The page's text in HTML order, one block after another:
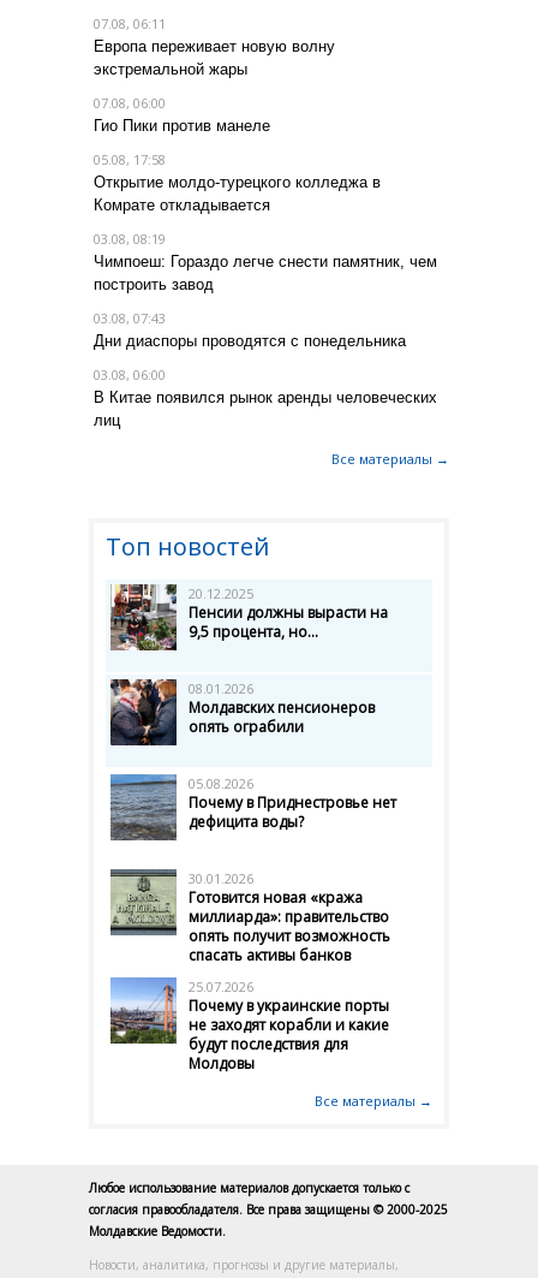
07.08, 06:11
Европа переживает новую волну
экстремальной жары
07.08, 06:00
Гио Пики против манеле
05.08, 17:58
Открытие молдо-турецкого колледжа в
Комрате откладывается
03.08, 08:19
Чимпоеш: Гораздо легче снести памятник, чем
построить завод
03.08, 07:43
Дни диаспоры проводятся с понедельника
03.08, 06:00
В Китае появился рынок аренды человеческих
лиц
Все материалы →
Топ новостей
20.12.2025
Пенсии должны вырасти на
9,5 процента, но...
08.01.2026
Молдавских пенсионеров
опять ограбили
05.08.2026
Почему в Приднестровье нет
дефицита воды?
30.01.2026
Готовится новая «кража
миллиарда»: правительство
опять получит возможность
спасать активы банков
25.07.2026
Почему в украинские порты
не заходят корабли и какие
будут последствия для
Молдовы
Все материалы →
Любое использование материалов допускается только с
согласия правообладателя. Все права защищены © 2000-2025
Молдавские Ведомости.
Новости, аналитика, прогнозы и другие материалы,